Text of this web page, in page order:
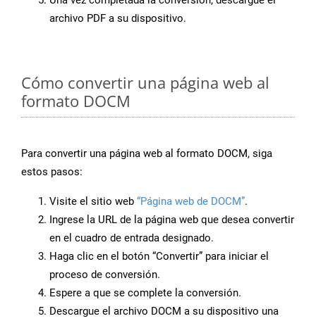
archivo PDF a su dispositivo.
Cómo convertir una página web al
formato DOCM
Para convertir una página web al formato DOCM, siga
estos pasos:
Visite el sitio web “Página web de DOCM”.
Ingrese la URL de la página web que desea convertir
en el cuadro de entrada designado.
Haga clic en el botón “Convertir” para iniciar el
proceso de conversión.
Espere a que se complete la conversión.
Descargue el archivo DOCM a su dispositivo una